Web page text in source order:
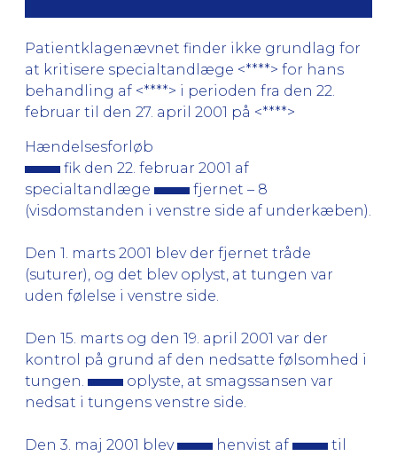
Patientklagenævnet finder ikke grundlag for
at kritisere specialtandlæge <****> for hans
behandling af <****> i perioden fra den 22.
februar til den 27. april 2001 på <****>
Hændelsesforløb
fik den 22. februar 2001 af
specialtandlæge
fjernet – 8
(visdomstanden i venstre side af underkæben).
Den 1. marts 2001 blev der fjernet tråde
(suturer), og det blev oplyst, at tungen var
uden følelse i venstre side.
Den 15. marts og den 19. april 2001 var der
kontrol på grund af den nedsatte følsomhed i
tungen.
oplyste, at smagssansen var
nedsat i tungens venstre side.
Den 3. maj 2001 blev henvist af
til